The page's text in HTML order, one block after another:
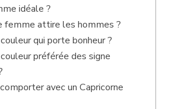
idéale ?
femme attire les hommes ?
qui porte bonheur ?
préférée des signe
avec un Capricorne